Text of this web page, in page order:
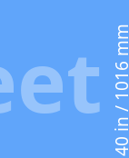
40 in / 1016 mm